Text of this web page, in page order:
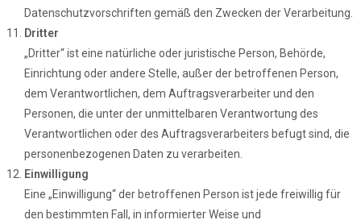
Datenschutzvorschriften gemäß den Zwecken der Verarbeitung.
Dritter
„Dritter“ ist eine natürliche oder juristische Person, Behörde,
Einrichtung oder andere Stelle, außer der betroffenen Person,
dem Verantwortlichen, dem Auftragsverarbeiter und den
Personen, die unter der unmittelbaren Verantwortung des
Verantwortlichen oder des Auftragsverarbeiters befugt sind, die
personenbezogenen Daten zu verarbeiten.
Einwilligung
Eine „Einwilligung“ der betroffenen Person ist jede freiwillig für
den bestimmten Fall, in informierter Weise und